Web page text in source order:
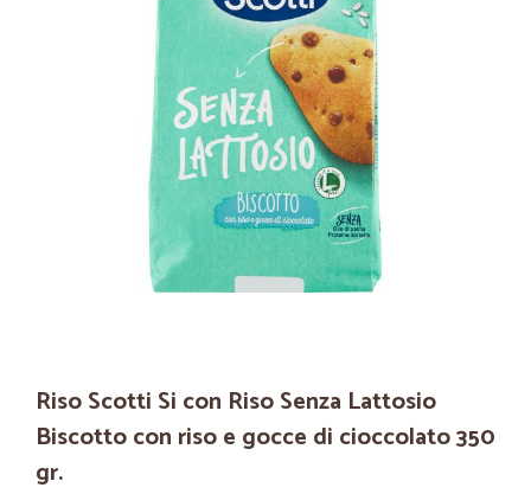
Riso Scotti Si con Riso Senza Lattosio
Biscotto con riso e gocce di cioccolato 350
gr.